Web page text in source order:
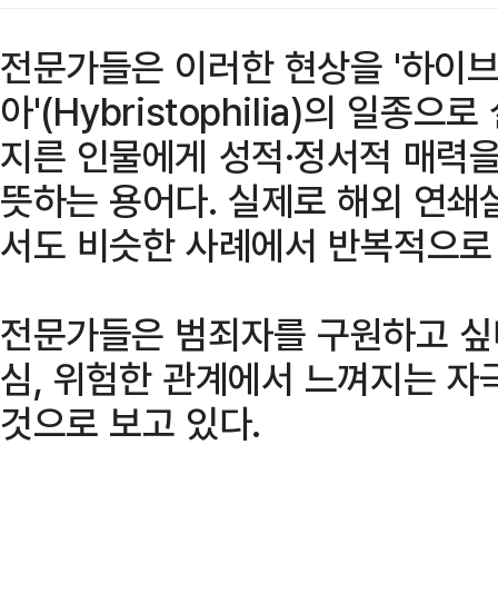
전문가들은 이러한 현상을 '하이
아'(Hybristophilia)의 일종으로
지른 인물에게 성적·정서적 매력
뜻하는 용어다. 실제로 해외 연
서도 비슷한 사례에서 반복적으
전문가들은 범죄자를 구원하고
심, 위험한 관계에서 느껴지는
것으로 보고 있다.